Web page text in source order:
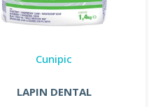
Cunipic
LAPIN DENTAL